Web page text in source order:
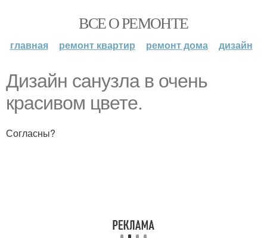
ВСЕ О РЕМОНТЕ
главная ремонт квартир ремонт дома дизайн
Дизайн санузла в очень
красивом цвете.
Согласны?